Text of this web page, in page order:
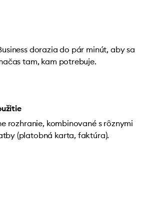
dorazia do pár minút, aby sa
tam, kam potrebuje.
rozhranie, kombinované s rôznymi
(platobná karta, faktúra).